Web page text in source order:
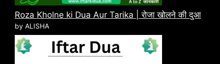
Roza Kholne ki Dua Aur Tarika | रोजा खोलने की दुआ
by ALISHA